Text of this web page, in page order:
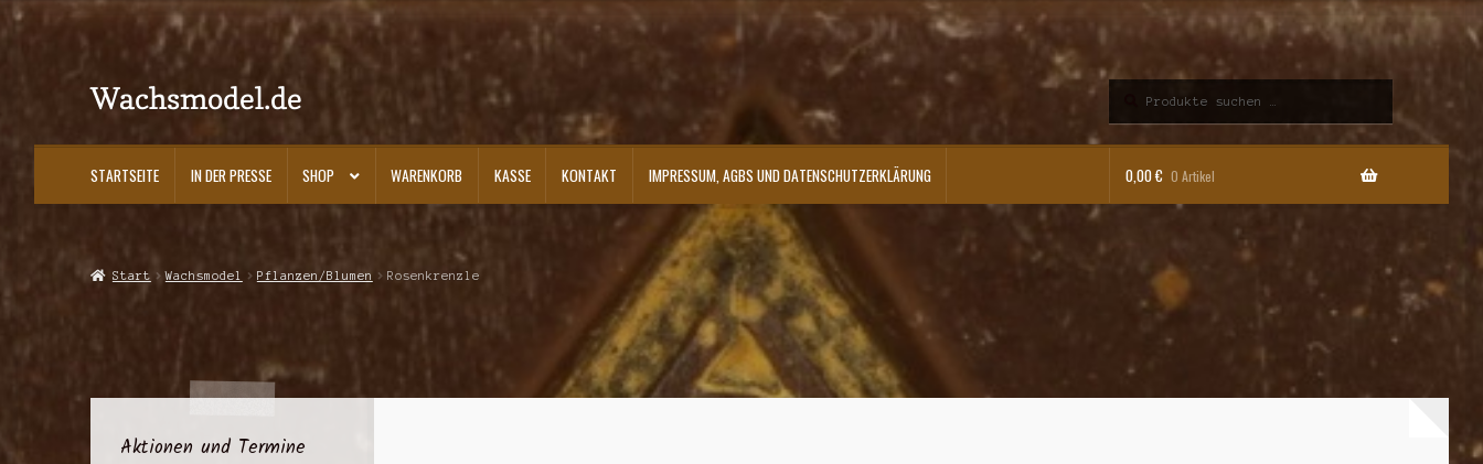
Zur
Navigation
Zum
Inhalt
Wachsmodel.de
nach:
STARTSEITE IN DER PRESSE SHOP WARENKORB KASSE KONTAKT IMPRESSUM, AGBS UND DATENSCHUTZERKLÄRUNG
Versandarten WarenkorbWiderrufsbelehrung
0,00€ 0 Artikel
Start Wachsmodel Pflanzen/Blumen Rosenkrenzle
Aktionen und Termine